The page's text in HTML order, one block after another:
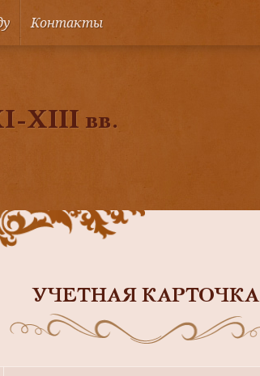
Контакты
XIII вв.
УЧЕТНАЯ КАРТОЧКА